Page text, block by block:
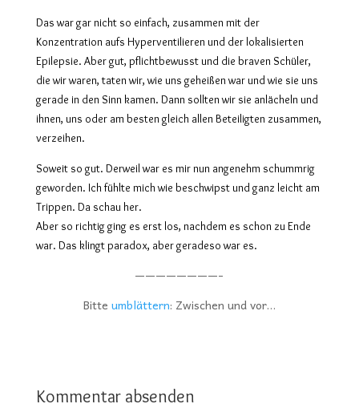
Das war gar nicht so einfach, zusammen mit der
Konzentration aufs Hyperventilieren und der lokalisierten
Epilepsie. Aber gut, pflichtbewusst und die braven Schüler,
die wir waren, taten wir, wie uns geheißen war und wie sie uns
gerade in den Sinn kamen. Dann sollten wir sie anlächeln und
ihnen, uns oder am besten gleich allen Beteiligten zusammen,
verzeihen.
Soweit so gut. Derweil war es mir nun angenehm schummrig
geworden. Ich fühlte mich wie beschwipst und ganz leicht am
Trippen. Da schau her.
Aber so richtig ging es erst los, nachdem es schon zu Ende
war. Das klingt paradox, aber geradeso war es.
————————-
Bitte umblättern: Zwischen und vor…
Kommentar absenden